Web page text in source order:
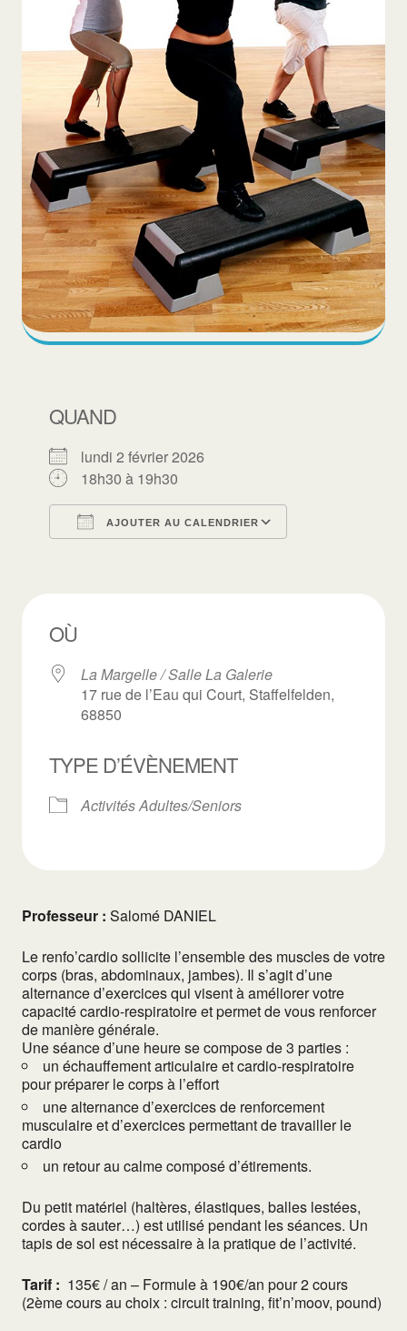
QUAND
lundi 2 février 2026
18h30 à 19h30
AJOUTER AU CALENDRIER
OÙ
La Margelle / Salle La Galerie
17 rue de l’Eau qui Court, Staffelfelden,
68850
TYPE D’ÉVÈNEMENT
Activités Adultes/Seniors
Professeur : Salomé DANIEL
Le renfo’cardio sollicite l’ensemble des muscles de votre
corps (bras, abdominaux, jambes). Il s’agit d’une
alternance d’exercices qui visent à améliorer votre
capacité cardio-respiratoire et permet de vous renforcer
de manière générale.
Une séance d’une heure se compose de 3 parties :
un échauffement articulaire et cardio-respiratoire
pour préparer le corps à l’effort
une alternance d’exercices de renforcement
musculaire et d’exercices permettant de travailler le
cardio
un retour au calme composé d’étirements.
Du petit matériel (haltères, élastiques, balles lestées,
cordes à sauter…) est utilisé pendant les séances. Un
tapis de sol est nécessaire à la pratique de l’activité.
Tarif : 135€ / an – Formule à 190€/an pour 2 cours
(2ème cours au choix : circuit training, fit’n’moov, pound)